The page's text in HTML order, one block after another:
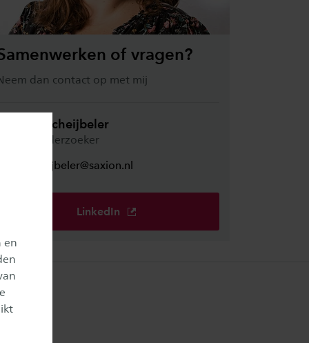
en
of vragen?
dan contact op met mij
Lysanne Scheijbeler
Praktijkonderzoeker
l.j.scheijbeler@saxion.nl
LinkedIn